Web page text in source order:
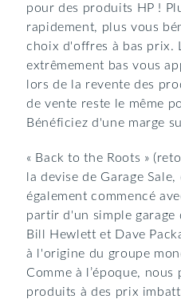
pour des produits HP !
rapidement, plus vous
choix d'offres à bas prix.
extrêmement bas vous
lors de la revente des
de vente reste le même
Bénéficiez d'une marge
« Back to the Roots »
la devise de Garage
également commencé
partir d'un simple garage
Bill Hewlett et Dave
à l'origine du groupe
Comme à l’époque, nous
produits à des prix